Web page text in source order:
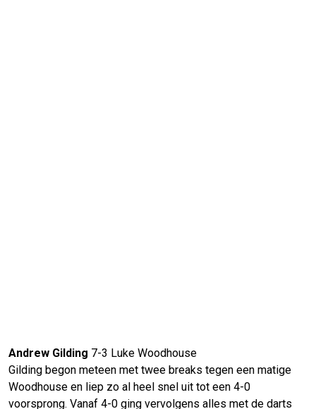
Andrew Gilding 7-3 Luke Woodhouse
Gilding begon meteen met twee breaks tegen een matige
Woodhouse en liep zo al heel snel uit tot een 4-0
voorsprong. Vanaf 4-0 ging vervolgens alles met de darts